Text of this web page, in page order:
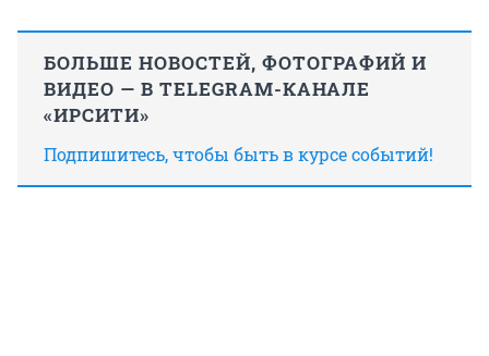
БОЛЬШЕ НОВОСТЕЙ, ФОТОГРАФИЙ И
ВИДЕО — В TELEGRAM-КАНАЛЕ
«ИРСИТИ»
Подпишитесь, чтобы быть в курсе событий!